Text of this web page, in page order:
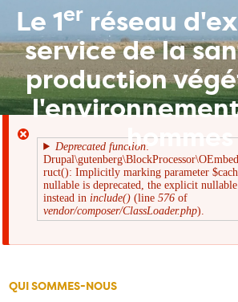
Le 1erréseau
service de la
production
hommes
Message
d'erreur
Deprecated function:
ruct(): Implicitly marking parameter
nullable is deprecated, the explicit nullable
instead in include() (line576 of
vendor/composer/ClassLoader.php).
QUI SOMMES-NOUS